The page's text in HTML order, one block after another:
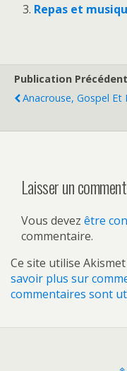
Repas et
Publication
Anacrouse, Gospel Et
Laisser un
Vous devez être
commentaire.
Ce site utilise
savoir plus sur
commentaires sont